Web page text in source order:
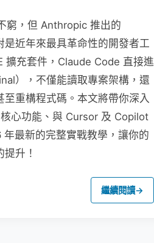
窮，但 Anthropic 推出的
是近年來最具革命性的開發者工
擴充套件，Claude Code 直接進
），不僅能讀取專案架構，還
至重構程式碼。本文將帶你深入
心功能、與 Cursor 及 Copilot
最新的完整實戰教學，讓你的
升！
繼續閱讀→